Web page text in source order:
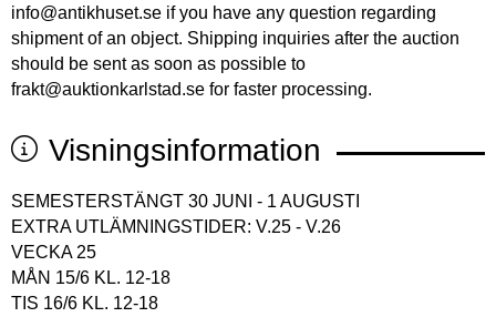
info@antikhuset.se if you have any question regarding
shipment of an object. Shipping inquiries after the auction
should be sent as soon as possible to
frakt@auktionkarlstad.se for faster processing.
Visningsinformation
SEMESTERSTÄNGT 30 JUNI - 1 AUGUSTI
EXTRA UTLÄMNINGSTIDER: V.25 - V.26
VECKA 25
MÅN 15/6 KL. 12-18
TIS 16/6 KL. 12-18